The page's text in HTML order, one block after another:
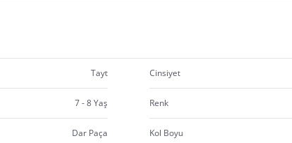
Tayt Cinsiyet
7 - 8 Yaş Renk
Dar Paça Kol Boyu